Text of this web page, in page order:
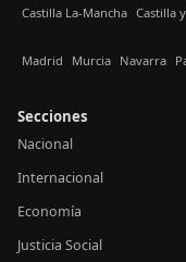
Castilla La-Mancha Castilla
Madrid Murcia Navarra
Secciones
Nacional
Internacional
Economía
Justicia Social